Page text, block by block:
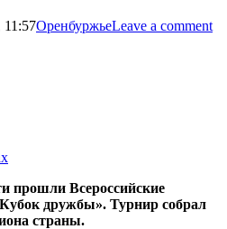
11:57ОренбуржьеLeave a comment
прошли Всероссийские
дружбы». Турнир собрал
страны.